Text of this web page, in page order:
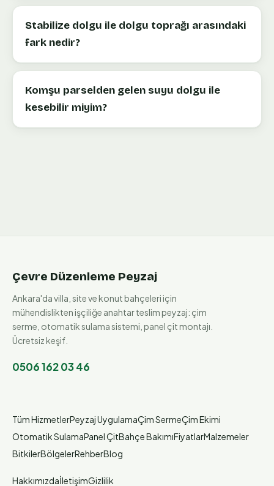
Stabilize dolgu ile dolgu toprağı arasındaki
fark nedir?
Komşu parselden gelen suyu dolgu ile
kesebilir miyim?
Çevre Düzenleme Peyzaj
Ankara'da villa, site ve konut bahçeleri için
mühendislikten işçiliğe anahtar teslim peyzaj: çim
serme, otomatik sulama sistemi, panel çit montajı.
Ücretsiz keşif.
0506 162 03 46
Tüm HizmetlerPeyzaj UygulamaÇim SermeÇim Ekimi
Otomatik SulamaPanel ÇitBahçe BakımıFiyatlarMalzemeler
BitkilerBölgelerRehberBlog
HakkımızdaİletişimGizlilik